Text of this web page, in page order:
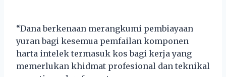
“Dana berkenaan merangkumi pembiayaan
yuran bagi kesemua pemfailan komponen
harta intelek termasuk kos bagi kerja yang
memerlukan khidmat profesional dan teknikal